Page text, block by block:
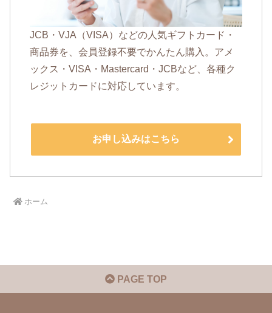
JCB・VJA（VISA）などの人気ギフトカード・
商品券を、会員登録不要でかんたん購入。アメ
ックス・VISA・Mastercard・JCBなど、各種ク
レジットカードに対応しています。
お申し込みはこちら
ホーム
PAGE TOP